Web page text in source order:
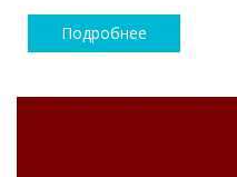
Подробнее